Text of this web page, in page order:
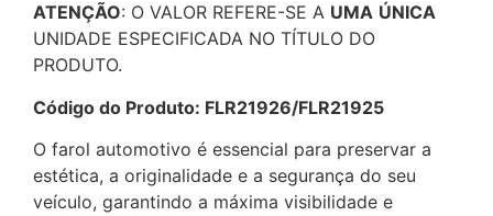
ATENÇÃO: O VALOR REFERE-SE A UMA ÚNICA
UNIDADE ESPECIFICADA NO TÍTULO DO
PRODUTO.
Código do Produto: FLR21926/FLR21925
O farol automotivo é essencial para preservar a
estética, a originalidade e a segurança do seu
veículo, garantindo a máxima visibilidade e